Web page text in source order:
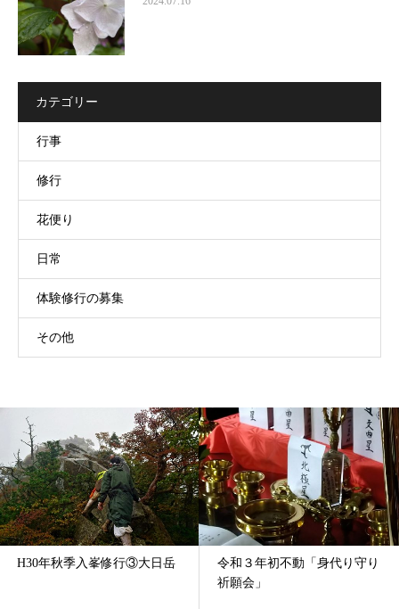
カテゴリー
行事
修行
花便り
日常
体験修行の募集
その他
令和３年初不動「身代り守り
平成31年度初不動